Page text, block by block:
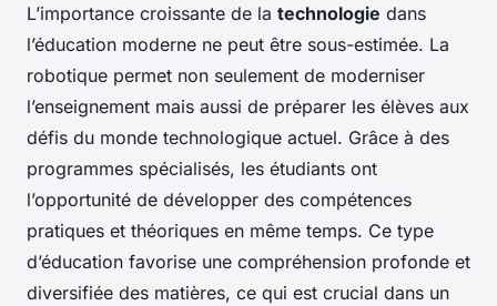
L’importance croissante de la technologie dans
l’éducation moderne ne peut être sous-estimée. La
robotique permet non seulement de moderniser
l’enseignement mais aussi de préparer les élèves aux
défis du monde technologique actuel. Grâce à des
programmes spécialisés, les étudiants ont
l’opportunité de développer des compétences
pratiques et théoriques en même temps. Ce type
d’éducation favorise une compréhension profonde et
diversifiée des matières, ce qui est crucial dans un